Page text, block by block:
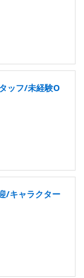
ッフ/未経験O
/キャラクター